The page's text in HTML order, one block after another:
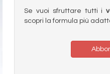
Se vuoi sfruttare tutti i
scopri la formula più